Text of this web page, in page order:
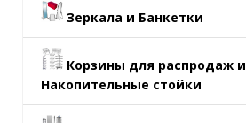
Зеркала и Банкетки
Корзины для распродаж и
Накопительные стойки